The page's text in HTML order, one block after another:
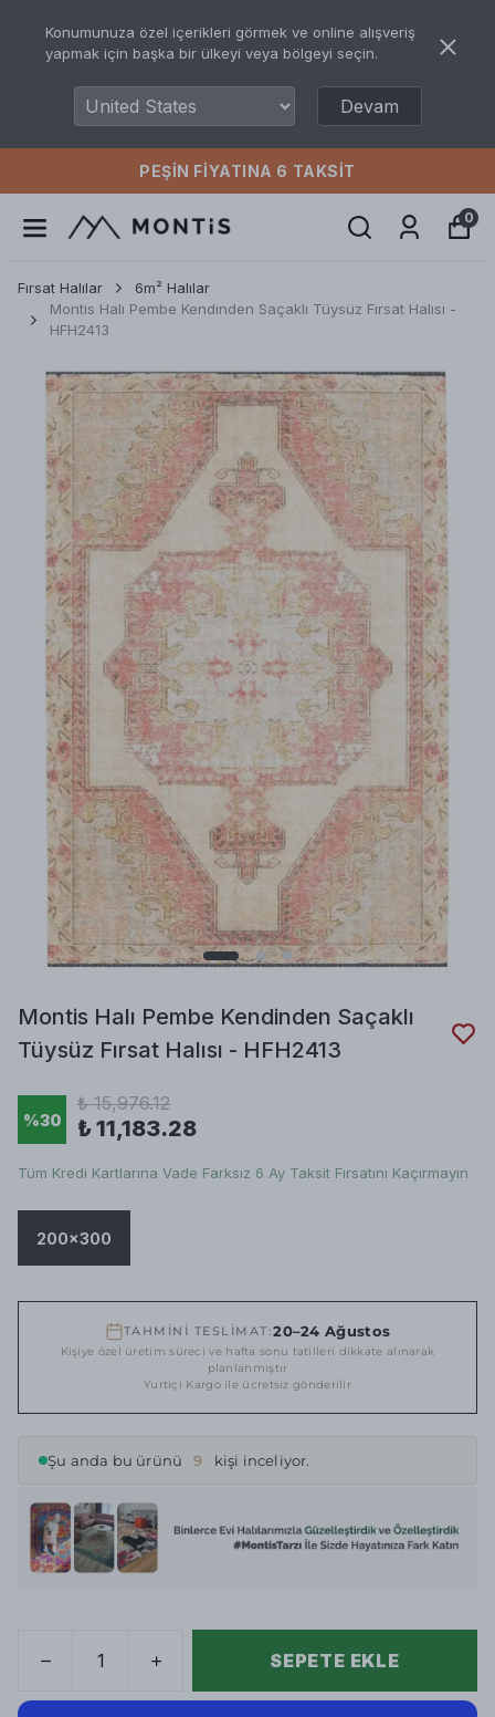
Konumunuza özel içerikleri görmek ve online alışveriş
yapmak için başka bir ülkeyi veya bölgeyi seçin.
Devam
PEŞIN FIYATINA 6 TAKSIT
0
Fırsat Halılar
6m² Halılar
Montis Halı Pembe Kendinden Saçaklı Tüysüz Fırsat Halısı -
HFH2413
Montis Halı Pembe Kendinden Saçaklı
Tüysüz Fırsat Halısı - HFH2413
%30
₺ 15,976.12
₺ 11,183.28
Tüm Kredi Kartlarına Vade Farksız 6 Ay Taksit Fırsatını Kaçırmayın
200x300
TAHMİNİ TESLİMAT:20–24 Ağustos
Kişiye özel üretim süreci ve hafta sonu tatilleri dikkate alınarak
planlanmıştır
Yurtiçi Kargo ile ücretsiz gönderilir
Şu anda bu ürünü 9 kişi inceliyor.
SEPETE EKLE